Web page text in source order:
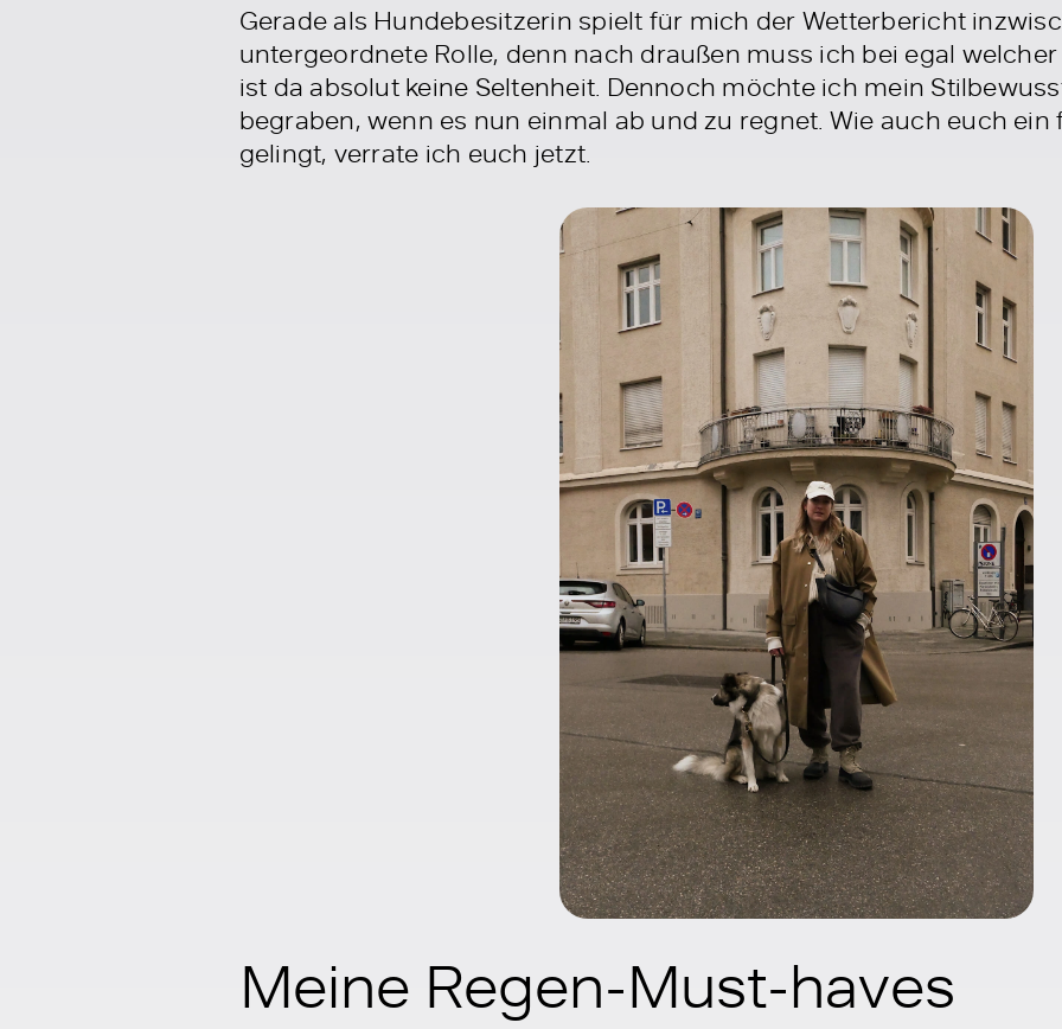
Gerade als Hundebesitzerin spielt für mich der Wetterbericht
untergeordnete Rolle, denn nach draußen muss ich bei egal
ist da absolut keine Seltenheit. Dennoch möchte ich mein
begraben, wenn es nun einmal ab und zu regnet. Wie auch euch
gelingt, verrate ich euch jetzt.
Meine Regen-Must-haves